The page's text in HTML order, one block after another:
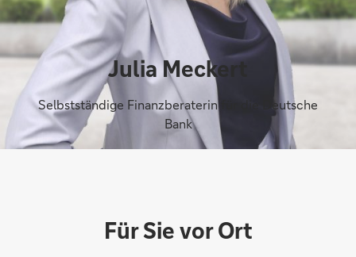
Julia Meckert
Selbstständige Finanzberaterin für die Deutsche
Bank
Für Sie vor Ort